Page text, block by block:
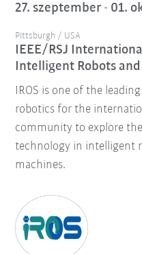
27. szeptember - 01.
Pittsburgh / USA
IEEE/RSJ
Intelligent Robots and
IROS is one of the
robotics for the
community to explore
technology in intelligent
machines.